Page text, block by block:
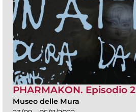
PHARMAKON. Episodio 2
Museo delle Mura